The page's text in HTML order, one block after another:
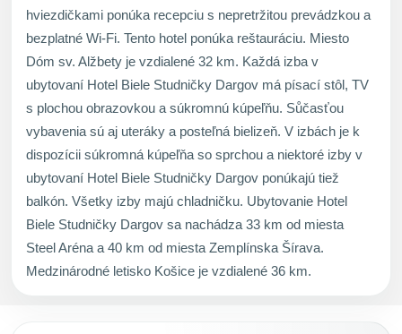
hviezdičkami ponúka recepciu s nepretržitou prevádzkou a
bezplatné Wi-Fi. Tento hotel ponúka reštauráciu. Miesto
Dóm sv. Alžbety je vzdialené 32 km. Každá izba v
ubytovaní Hotel Biele Studničky Dargov má písací stôl, TV
s plochou obrazovkou a súkromnú kúpeľňu. Sůčasťou
vybavenia sú aj uteráky a posteľná bielizeň. V izbách je k
dispozícii súkromná kúpeľňa so sprchou a niektoré izby v
ubytovaní Hotel Biele Studničky Dargov ponúkajú tiež
balkón. Všetky izby majú chladničku. Ubytovanie Hotel
Biele Studničky Dargov sa nachádza 33 km od miesta
Steel Aréna a 40 km od miesta Zemplínska Šírava.
Medzinárodné letisko Košice je vzdialené 36 km.